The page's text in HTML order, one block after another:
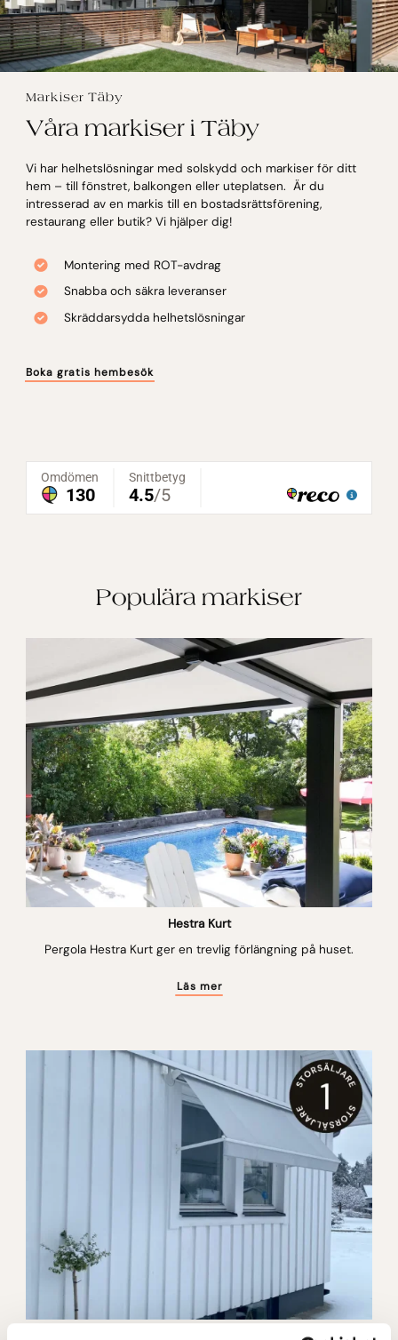
Markiser Täby
Våra markiser i Täby
Vi har helhetslösningar med solskydd och markiser för ditt
hem – till fönstret, balkongen eller uteplatsen. Är du
intresserad av en markis till en bostadsrättsförening,
restaurang eller butik? Vi hjälper dig!
Montering med ROT-avdrag
Snabba och säkra leveranser
Skräddarsydda helhetslösningar
Boka gratis hembesök
Populära markiser
Hestra Kurt
Pergola Hestra Kurt ger en trevlig förlängning på huset.
Läs mer